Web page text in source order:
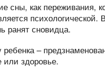
сны, как переживания,
ранят сновидца.
–
или здоровье.